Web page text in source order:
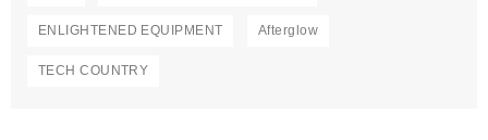
ENLIGHTENED EQUIPMENT Afterglow
TECH COUNTRY